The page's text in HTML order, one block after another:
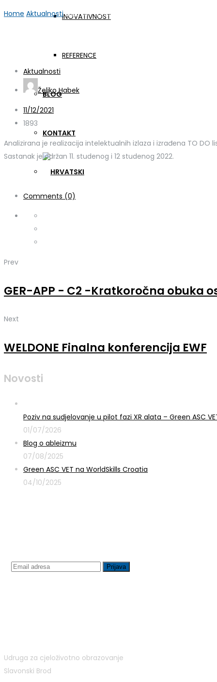
INOVATIVNOST
REFERENCE
BLOG
KONTAKT
Home Aktualnosti GER-APP TPM3 Transnacionalni sastanak
Aktualnosti
Željko Habek
11/12/2021
1893
Analizirana je realizacija intelektualnih izlaza i izrađena TO DO
Sastanak je održan 11. studenog i 12 studenog 2022.
Comments (0)
Prev
GER-APP - C2 -Kratkoročna obuka
Next
WELDONE Finalna konferencija EWF
Novosti
Poziv na sudjelovanje u pilot fazi XR alata – Green ASC
01/07/2026
Blog o ableizmu
07/08/2025
Green ASC VET na WorldSkills Croatia
04/10/2025
Udruga za cjeloživotno obrazovanje
Slavonski Brod